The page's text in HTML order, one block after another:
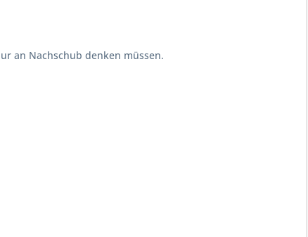
an Nachschub denken müssen.